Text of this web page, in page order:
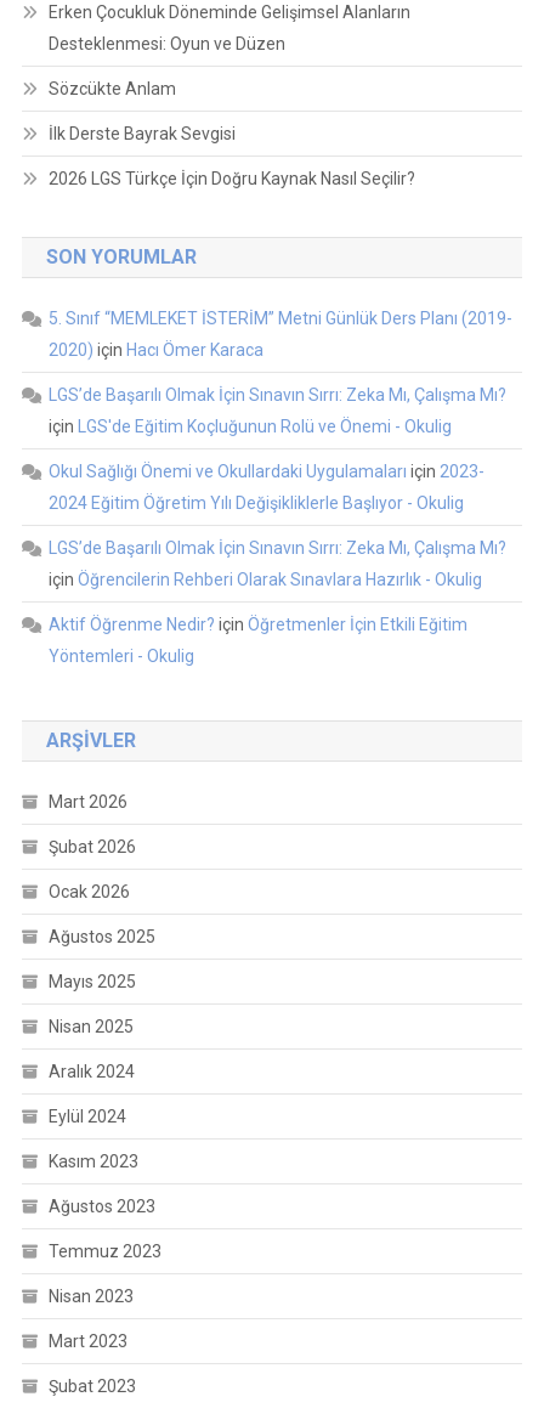
Erken Çocukluk Döneminde Gelişimsel Alanların
Desteklenmesi: Oyun ve Düzen
Sözcükte Anlam
İlk Derste Bayrak Sevgisi
2026 LGS Türkçe İçin Doğru Kaynak Nasıl Seçilir?
SON YORUMLAR
5. Sınıf “MEMLEKET İSTERİM” Metni Günlük Ders Planı (2019-
2020) için Hacı Ömer Karaca
LGS’de Başarılı Olmak İçin Sınavın Sırrı: Zeka Mı, Çalışma Mı?
için
LGS'de Eğitim Koçluğunun Rolü ve Önemi - Okulig
Okul Sağlığı Önemi ve Okullardaki Uygulamaları için 2023-
2024 Eğitim Öğretim Yılı Değişikliklerle Başlıyor - Okulig
LGS’de Başarılı Olmak İçin Sınavın Sırrı: Zeka Mı, Çalışma Mı?
için Öğrencilerin Rehberi Olarak Sınavlara Hazırlık - Okulig
Aktif Öğrenme Nedir? için Öğretmenler İçin Etkili Eğitim
Yöntemleri - Okulig
ARŞIVLER
Mart 2026
Şubat 2026
Ocak 2026
Ağustos 2025
Mayıs 2025
Nisan 2025
Aralık 2024
Eylül 2024
Kasım 2023
Ağustos 2023
Temmuz 2023
Nisan 2023
Mart 2023
Şubat 2023